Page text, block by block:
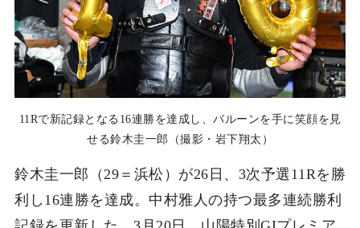
11Rで新記録となる16連勝を達成し、バルーンを手に笑顔を見
せる鈴木圭一郎（撮影・岩下翔太）
鈴木圭一郎（29＝浜松）が26日、3次予選11Rを勝
利し16連勝を達成。中村雅人の持つ最多連続勝利